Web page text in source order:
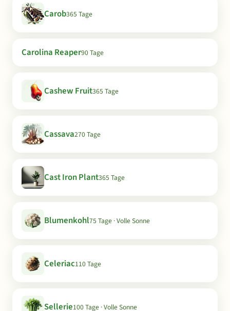
Carob365 Tage
Carolina Reaper90 Tage
Cashew Fruit365 Tage
Cassava270 Tage
Cast Iron Plant365 Tage
Blumenkohl75 Tage · Volle Sonne
Celeriac110 Tage
Sellerie100 Tage · Volle Sonne